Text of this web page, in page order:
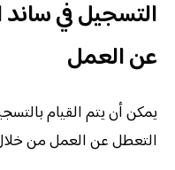
التسجيل في
عن العمل
يمكن أن يتم القيام
التعطل عن العمل من خلال